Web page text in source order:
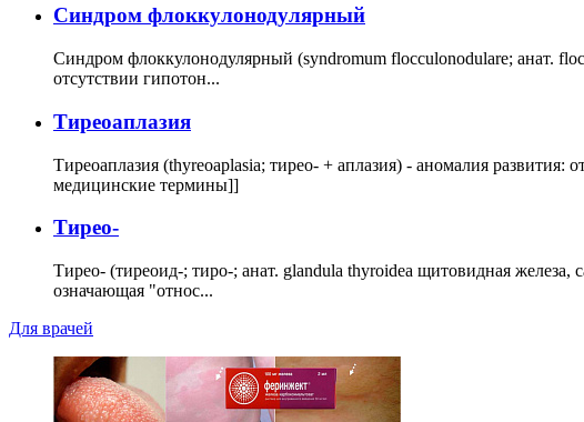
Cиндром флоккулонодулярный
Синдром флоккулонодулярный (syndromum flocculonodulare; анат.
отсутствии гипотон...
Тиреоаплазия
Тиреоаплазия (thyreoaplasia; тирео- + аплазия) - аномалия
медицинские термины]]
Тирео-
Тирео- (тиреоид-; тиро-; анат. glandula thyroidea щитовидная
означающая "относ...
Для врачей